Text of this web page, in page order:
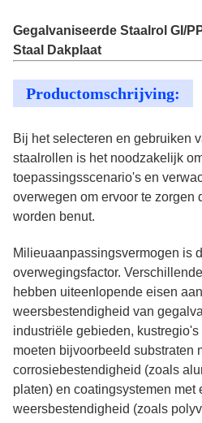
Gegalvaniseerde Staalrol GI/
Staal Dakplaat
Productomschrijving:
Bij het selecteren en gebruiken
staalrollen is het noodzakelijk
toepassingsscenario's en
overwegen om ervoor te zorgen
worden benut.
Milieuaanpassingsvermogen is
overwegingsfactor.
hebben uiteenlopende eisen
weersbestendigheid van
industriële gebieden,
moeten bijvoorbeeld substraten
corrosiebestendigheid (zoals
platen) en coatingsystemen met
weersbestendigheid (zoals